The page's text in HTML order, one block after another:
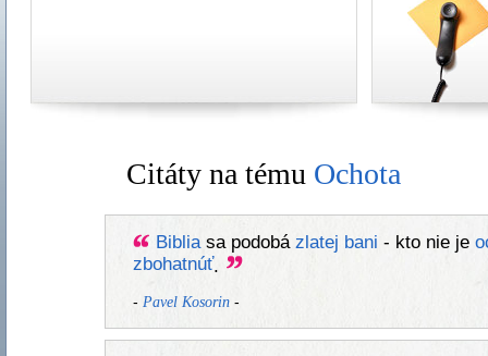
Citáty na tému Ochota
Bibliasa podobá zlatej bani - kto nie je
zbohatnúť.
- Pavel Kosorin-